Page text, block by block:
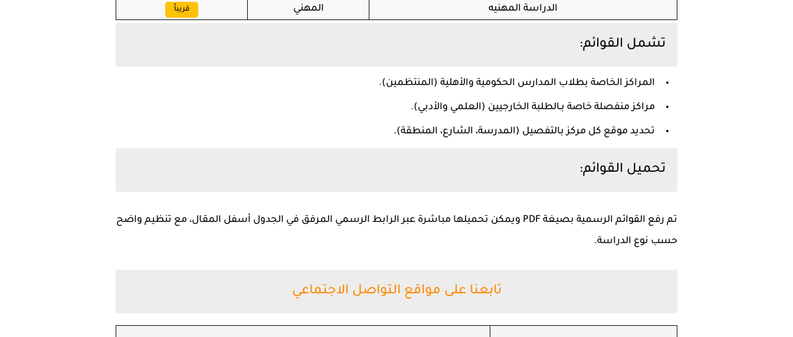
الدراسة المهنيه المهني قريباً
تشمل القوائم:
المراكز الخاصة بطلاب المدارس الحكومية والأهلية (المنتظمين).
مراكز منفصلة خاصة بـالطلبة الخارجيين (العلمي والأدبي).
تحديد موقع كل مركز بالتفصيل (المدرسة، الشارع، المنطقة).
تحميل القوائم:
تم رفع القوائم الرسمية بصيغة PDF ويمكن تحميلها مباشرة عبر الرابط الرسمي المرفق في الجدول أسفل المقال، مع تنظيم واضح
حسب نوع الدراسة.
تابعنا على مواقع التواصل الاجتماعي